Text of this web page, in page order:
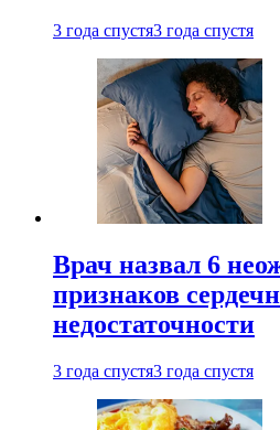
3 года спустя3 года спустя
Врач назвал 6
признаков
недостаточности
3 года спустя3 года спустя